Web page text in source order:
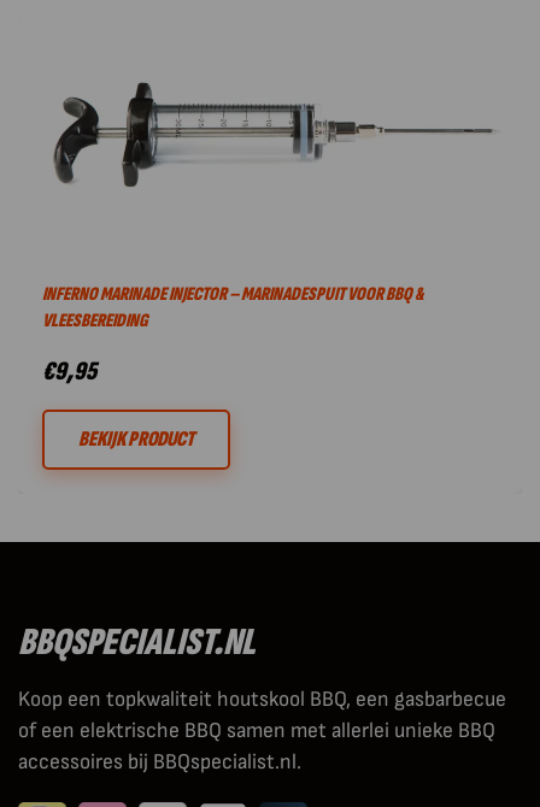
INFERNO MARINADE INJECTOR – MARINADESPUIT VOOR BBQ &
VLEESBEREIDING
€9,95
BEKIJK PRODUCT
BBQSPECIALIST.NL
Koop een topkwaliteit houtskool BBQ, een gasbarbecue
of een elektrische BBQ samen met allerlei unieke BBQ
accessoires bij BBQspecialist.nl.